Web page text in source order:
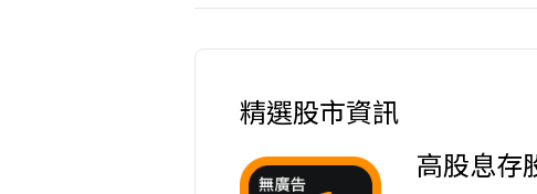
精選股市資訊
高股息存